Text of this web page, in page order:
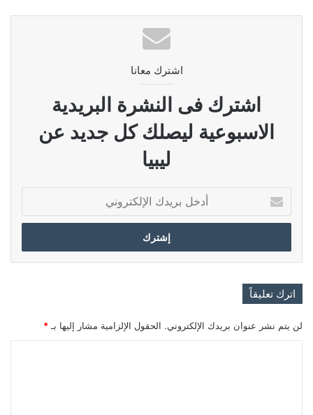
اشترك معانا
اشترك فى النشرة البريدية
الاسبوعية ليصلك كل جديد عن
ليبيا
بريدك
الإلكتروني
اترك تعليقاً
لن يتم نشر عنوان بريدك الإلكتروني. الحقول الإلزامية مشار إليها بـ *